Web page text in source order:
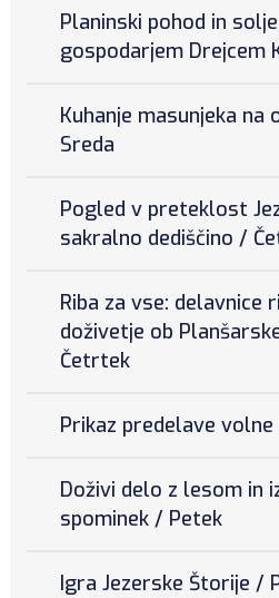
Planinski pohod in
gospodarjem Drejcem
Kuhanje masunjeka
Sreda
Pogled v preteklost
sakralno dediščino /
Riba za vse: delavnice
doživetje ob
Četrtek
Prikaz predelave
Doživi delo z lesom in
spominek / Petek
Igra Jezerske Štorije /